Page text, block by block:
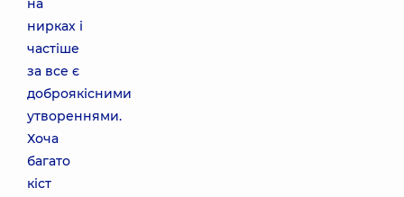
на
нирках і
частіше
за все є
доброякісними
утвореннями.
Хоча
багато
кіст